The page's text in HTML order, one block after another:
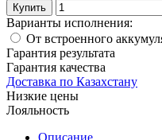
Купить
Варианты исполнения:
От встроенного
Гарантия результата
Гарантия качества
Доставка по Казахстану
Низкие цены
Лояльность
Описание